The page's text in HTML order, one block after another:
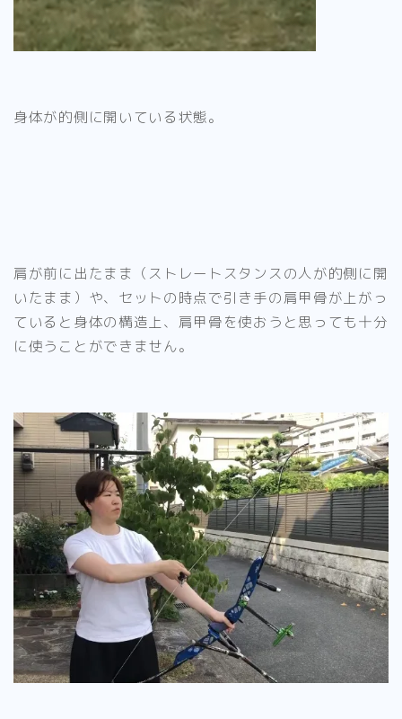
身体が的側に開いている状態。
肩が前に出たまま（ストレートスタンスの人が的側に開
いたまま）や、セットの時点で引き手の肩甲骨が上がっ
ていると身体の構造上、肩甲骨を使おうと思っても十分
に使うことができません。